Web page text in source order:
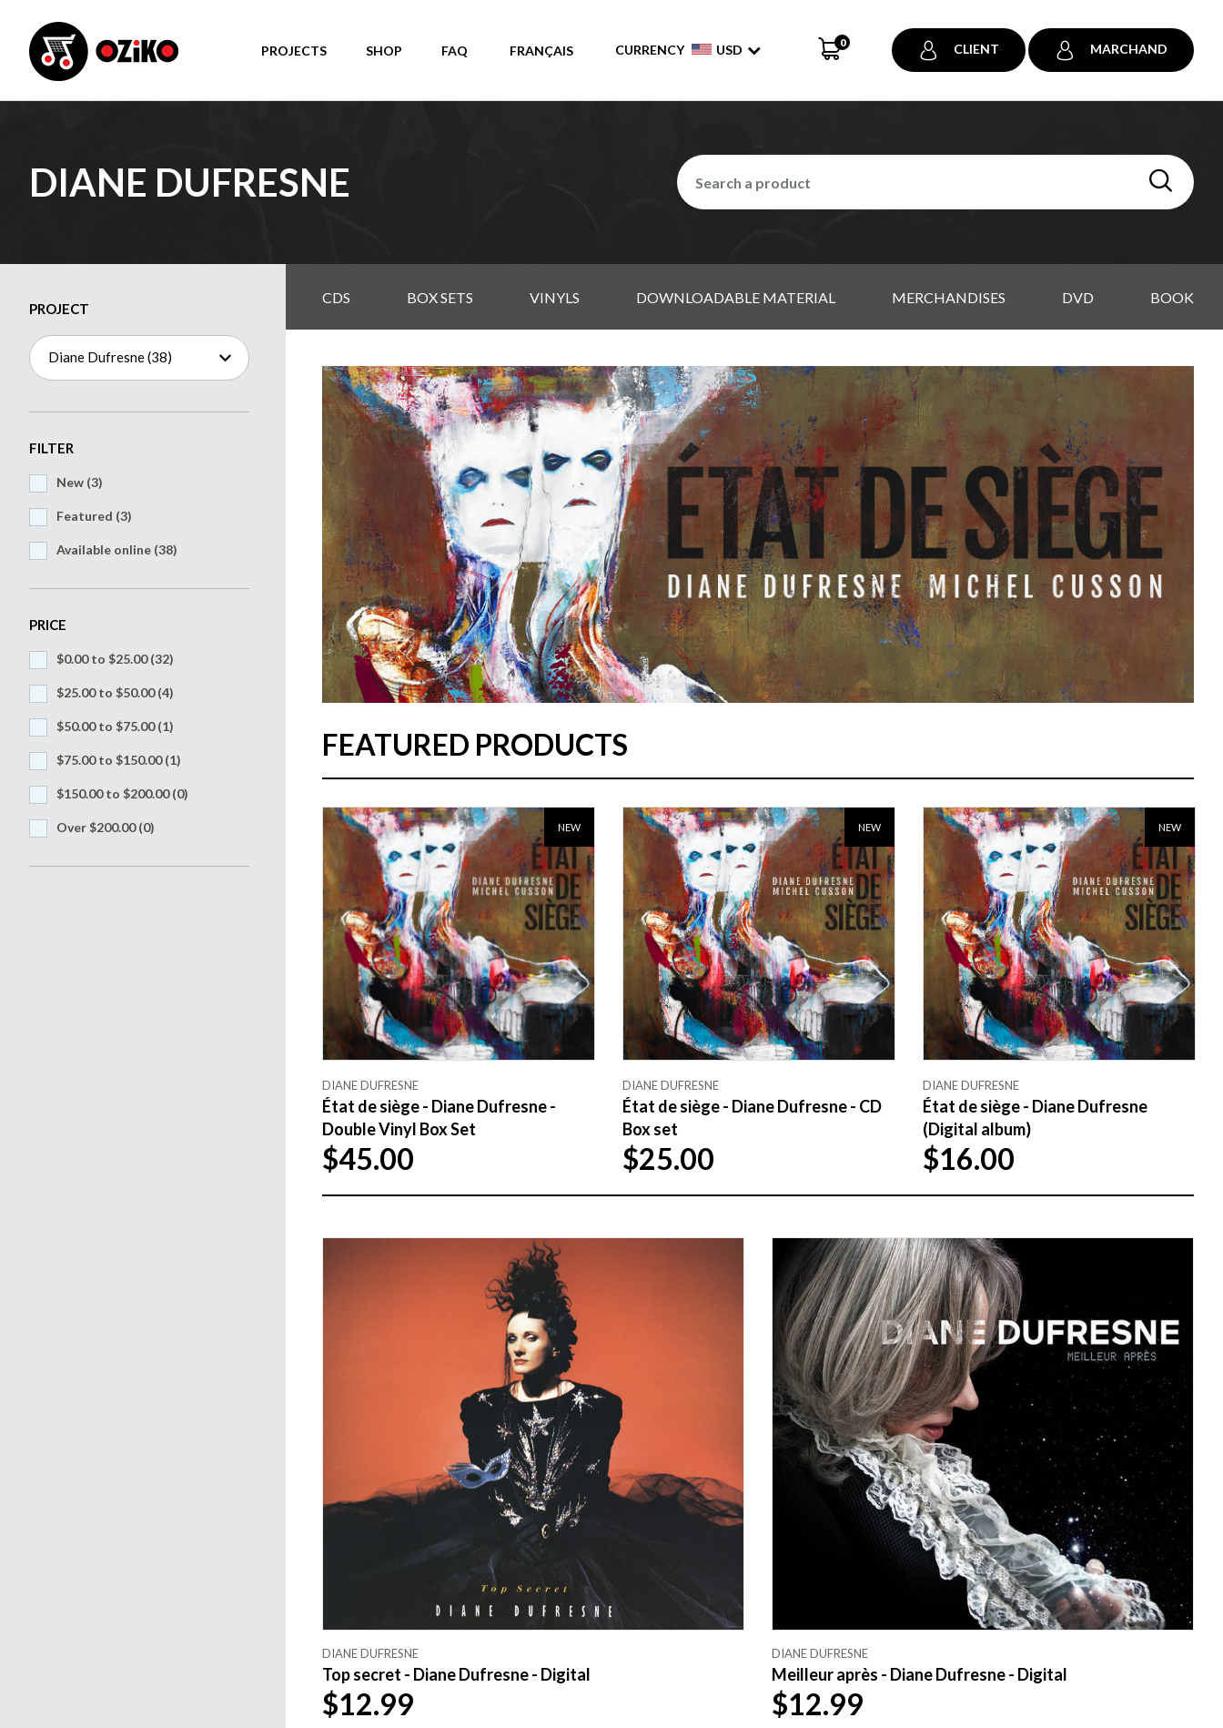
PROJECTS SHOP FAQ FRANÇAIS CURRENCY USD
0 CLIENT MARCHAND
DIANE DUFRESNE
PROJECT
Diane Dufresne (38)
FILTER
New (3)
Featured (3)
Available online (38)
PRICE
$0.00 to $25.00(32)
$25.00 to $50.00(4)
$50.00 to $75.00(1)
$75.00 to $150.00(1)
$150.00 to $200.00(0)
Over $200.00(0)
CDS BOX SETS VINYLS DOWNLOADABLE MATERIAL MERCHANDISES DVD BOOK
FEATURED PRODUCTS
NEW
DIANE DUFRESNE
État de siège - Diane Dufresne -
Double Vinyl Box Set
$45.00
NEW
DIANE DUFRESNE
État de siège - Diane Dufresne - CD
Box set
$25.00
NEW
DIANE DUFRESNE
État de siège - Diane Dufresne
(Digital album)
$16.00
DIANE DUFRESNE
Top secret - Diane Dufresne - Digital
$12.99
DIANE DUFRESNE
Meilleur après - Diane Dufresne - Digital
$12.99